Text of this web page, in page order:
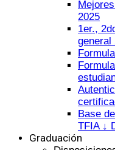
2025
1er.,
general
Base
TFIA ↓
Graduación